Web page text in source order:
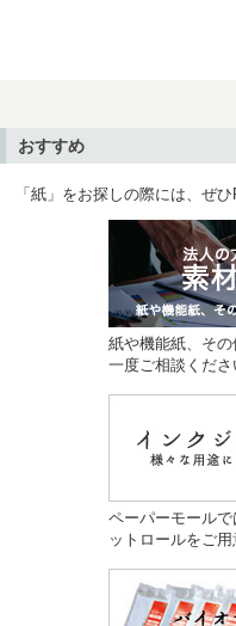
おすすめ
「紙」をお探しの際には、ぜ
紙や機能紙、そ
一度ご相談くださ
ペーパーモール
ットロールをご用